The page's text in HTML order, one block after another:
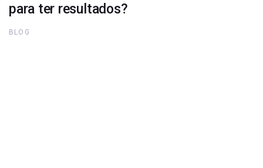
para ter resultados?
BLOG